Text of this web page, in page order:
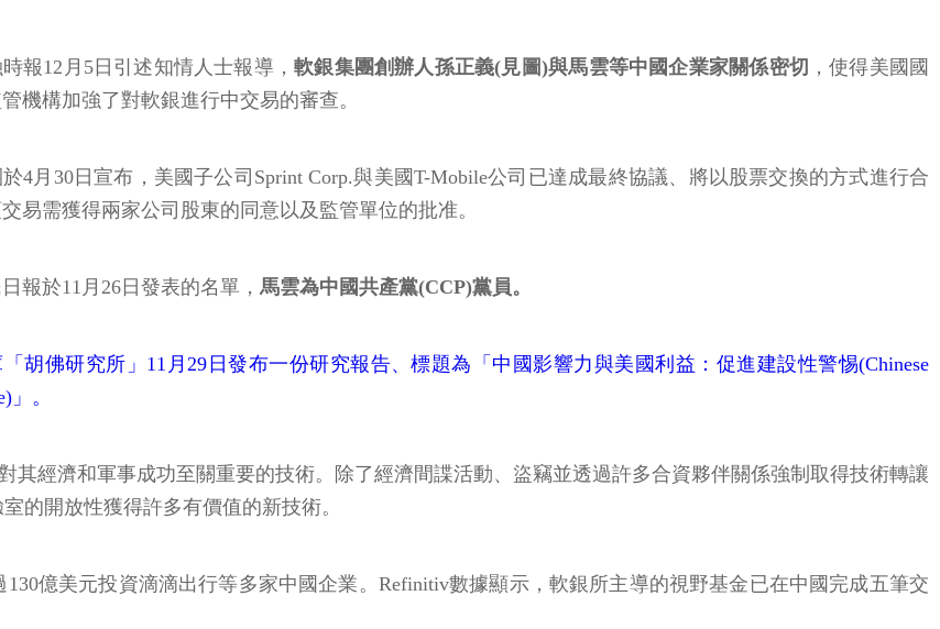
報12月5日引述知情人士報導，軟銀集團創辦人孫正義(見圖)與馬雲等中國企業家關係密切 ，使得美國國
機構加強了對軟銀進行中交易的審查。
4月30日宣布，美國子公司Sprint Corp.與美國T-Mobile公司已達成最終協議、將以股票交換的方式進行合
易需獲得兩家公司股東的同意以及監管單位的批准。
報於11月26日發表的名單， 馬雲為中國共產黨(CCP)黨員。
胡佛研究所」11月29日發布一份研究報告、標題為「中國影響力與美國利益：促進建設性警惕(Chinese
」。
其經濟和軍事成功至關重要的技術。除了經濟間諜活動、盜竊並透過許多合資夥伴關係強制取得技術轉讓
的開放性獲得許多有價值的新技術。
130億美元投資滴滴出行等多家中國企業。Refinitiv數據顯示，軟銀所主導的視野基金已在中國完成五筆交